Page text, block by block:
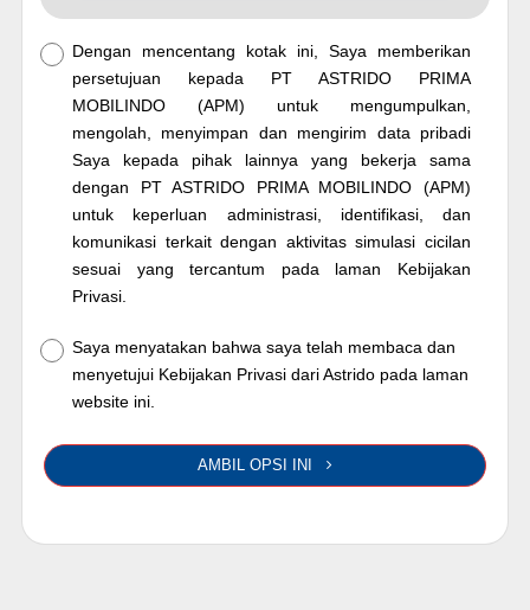
Dengan mencentang kotak ini, Saya memberikan
persetujuan kepada PT ASTRIDO PRIMA
MOBILINDO (APM) untuk mengumpulkan,
mengolah, menyimpan dan mengirim data pribadi
Saya kepada pihak lainnya yang bekerja sama
dengan PT ASTRIDO PRIMA MOBILINDO (APM)
untuk keperluan administrasi, identifikasi, dan
komunikasi terkait dengan aktivitas simulasi cicilan
sesuai yang tercantum pada laman Kebijakan
Privasi.
Saya menyatakan bahwa saya telah membaca dan
menyetujui Kebijakan Privasi dari Astrido pada laman
website ini.
AMBIL OPSI INI